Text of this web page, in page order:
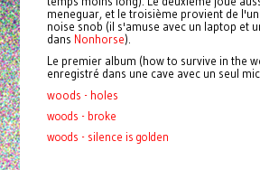
meneguar, et le troisième provient de
noise snob (il s'amuse avec un laptop et
dans Nonhorse).
Le premier album (how to survive in the
enregistré dans une cave avec un seul
woods - holes
woods - broke
woods - silence is golden